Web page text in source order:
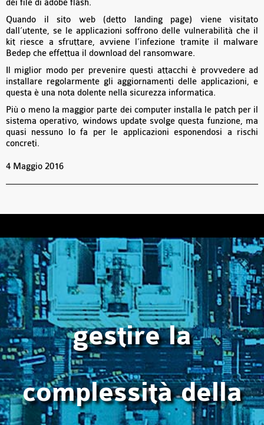
dei file di adobe flash.
Quando il sito web (detto landing page) viene visitato
dall’utente, se le applicazioni soffrono delle vulnerabilità che il
kit riesce a sfruttare, avviene l’infezione tramite il malware
Bedep che effettua il download del ransomware.
Il miglior modo per prevenire questi attacchi è provvedere ad
installare regolarmente gli aggiornamenti delle applicazioni, e
questa è una nota dolente nella sicurezza informatica.
Più o meno la maggior parte dei computer installa le patch per il
sistema operativo, windows update svolge questa funzione, ma
quasi nessuno lo fa per le applicazioni esponendosi a rischi
concreti.
4 Maggio 2016
gestire la
complessità della